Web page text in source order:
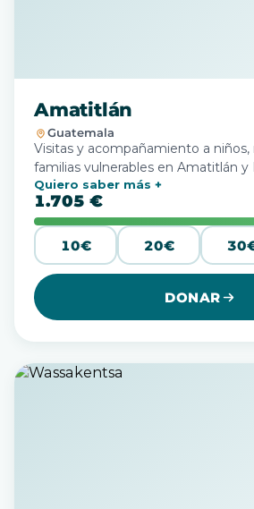
Amatitlán
Guatemala
Visitas y acompañamiento a
familias vulnerables en Amatitlán y
Quiero saber más
1.705 €
10€ 20€
DONAR